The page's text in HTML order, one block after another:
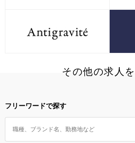
その他の求人
フリーワードで探す